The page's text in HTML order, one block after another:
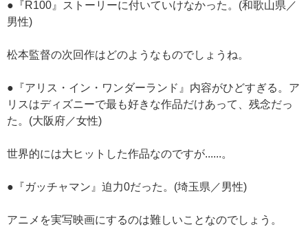
●『R100』ストーリーに付いていけなかった。(和歌山県／
男性)
松本監督の次回作はどのようなものでしょうね。
●『アリス・イン・ワンダーランド』内容がひどすぎる。ア
リスはディズニーで最も好きな作品だけあって、残念だっ
た。(大阪府／女性)
世界的には大ヒットした作品なのですが......。
●『ガッチャマン』迫力0だった。(埼玉県／男性)
アニメを実写映画にするのは難しいことなのでしょう。